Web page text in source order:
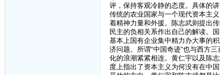
评，保持客观冷静的态度。具体的
传统的农业国家与一个现代资本主
着精神力量和外援。陈志武则提出
民主的负相关系作出自己的解读。
基本上国有企业集中精力办大事的
济问题。所谓“中国奇迹”也与西方
化的浪潮紧紧相连。黄仁宇以及陈
度上指出了资本主义为何没有在中